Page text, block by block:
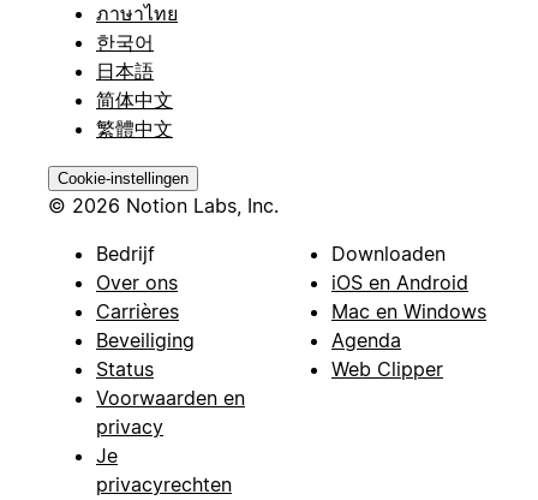
ภาษาไทย
한국어
日本語
简体中文
繁體中文
Cookie-instellingen
© 2026 Notion Labs, Inc.
Bedrijf
Over ons
Carrières
Beveiliging
Status
Voorwaarden en
privacy
Je
privacyrechten
Downloaden
iOS en Android
Mac en Windows
Agenda
Web Clipper